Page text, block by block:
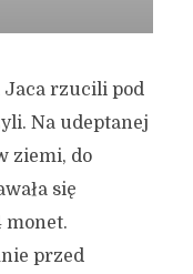
Jaca rzucili pod
Na udeptanej
ziemi, do
się
monet.
przed